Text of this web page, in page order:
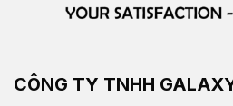
CÔNG TY TNHH